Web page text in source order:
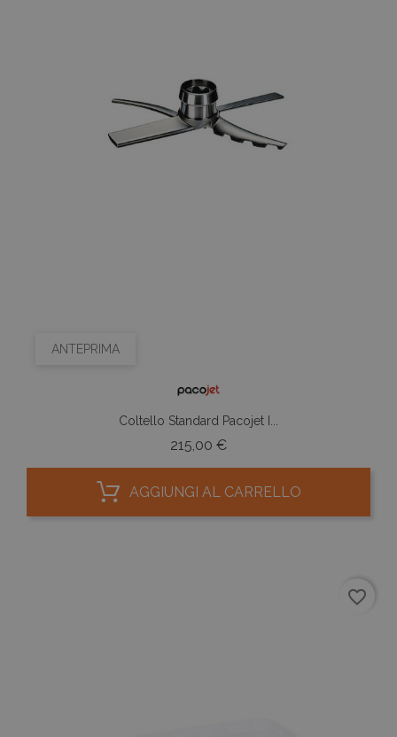
ANTEPRIMA
Coltello Standard Pacojet I...
215,00 €Prezzo
AGGIUNGI AL CARRELLO
favorite_border